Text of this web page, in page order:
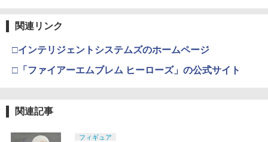
関連リンク
□インテリジェントシステムズのホームページ
□「ファイアーエムブレム ヒーローズ」の公式サイト
関連記事
フィギュア